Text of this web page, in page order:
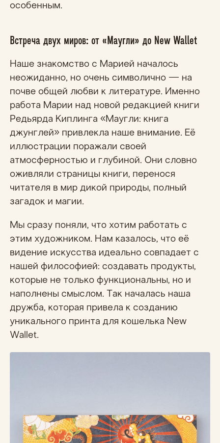
особенным.
Встреча двух миров: от «Маугли» до New Wallet
Наше знакомство с Марией началось
неожиданно, но очень символично — на
почве общей любви к литературе. Именно
работа Марии над новой редакцией книги
Редьярда Киплинга «Маугли: книга
джунглей» привлекла наше внимание. Её
иллюстрации поражали своей
атмосферностью и глубиной. Они словно
оживляли страницы книги, перенося
читателя в мир дикой природы, полный
загадок и магии.
Мы сразу поняли, что хотим работать с
этим художником. Нам казалось, что её
видение искусства идеально совпадает с
нашей философией: создавать продукты,
которые не только функциональны, но и
наполнены смыслом. Так началась наша
дружба, которая привела к созданию
уникального принта для кошелька New
Wallet.